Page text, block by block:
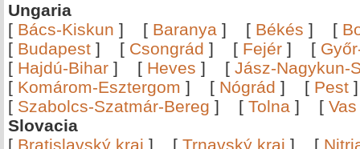
Ungaria
[ Bács-Kiskun ] [ Baranya ] [ Békés ] [
[ Budapest ] [ Csongrád ] [ Fejér ] [
[ Hajdú-Bihar ] [ Heves ] [ Jász-Nagykun-
[ Komárom-Esztergom ] [ Nógrád ] [ Pest
[ Szabolcs-Szatmár-Bereg ] [ Tolna ] [ Vas
Slovacia
[ Bratislavský kraj ] [ Trnavský kraj ] [